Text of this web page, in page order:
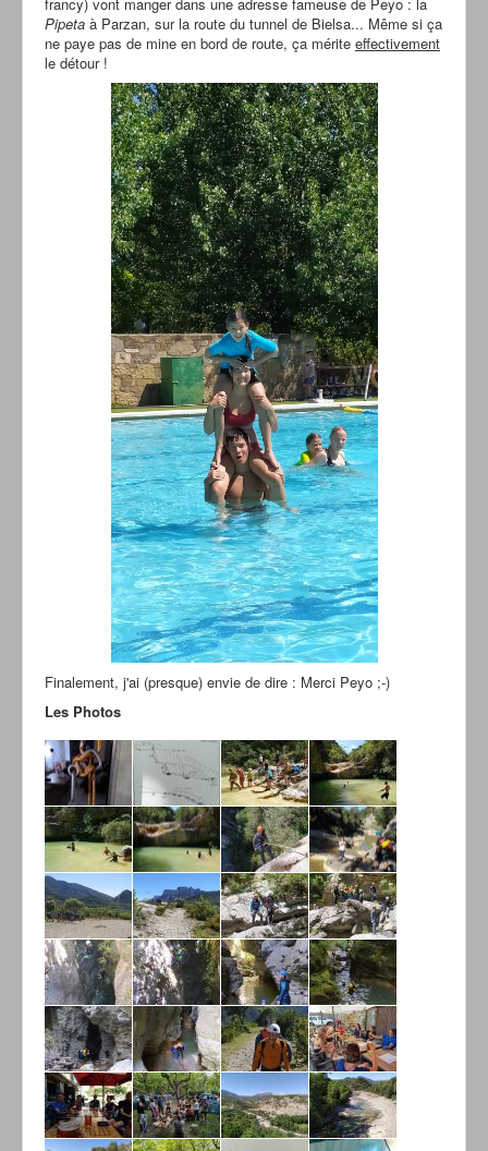
francy) vont manger dans une adresse fameuse de Peyo : la
Pipeta à Parzan, sur la route du tunnel de Bielsa... Même si ça
ne paye pas de mine en bord de route, ça mérite effectivement
le détour !
Finalement, j'ai (presque) envie de dire : Merci Peyo ;-)
Les Photos